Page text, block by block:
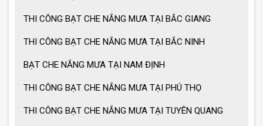
MẪU GIÀN PHƠI THÔNG MINH HOT
NHẤT 2021
THI CÔNG BẠT CHE NẮNG MƯA TẠI BẮC GIANG
THI CÔNG BẠT CHE NẮNG MƯA TẠI BẮC NINH
BẠT CHE NẮNG MƯA TẠI NAM ĐỊNH
THI CÔNG BẠT CHE NẮNG MƯA TẠI PHÚ THỌ
THI CÔNG BẠT CHE NẮNG MƯA TẠI TUYÊN QUANG